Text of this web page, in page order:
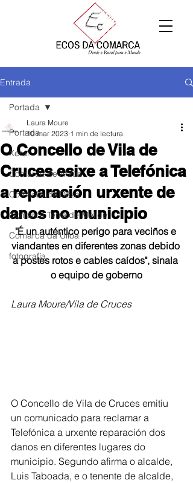
Entrada
Portada
Xeral
Comarca de Arzúa
Comarca de Deza
Comarca Terra de Melide
Comarca da Ulloa
fotografía
Portada
O Concello de Vila de
Cruces esixe a Telefónica
a reparación urxente de
danos no municipio
Laura Moure
10 mar 2023 1 min de lectura
"É un auténtico perigo para veciños e
viandantes en diferentes zonas debido
a postes rotos e cables caídos", sinala
o equipo de goberno
Laura Moure/Vila de Cruces
O Concello de Vila de Cruces emitiu
un comunicado para reclamar a
Telefónica a urxente reparación dos
danos en diferentes lugares do
municipio. Segundo afirma o alcalde,
Luis Taboada, e o tenente de alcalde,